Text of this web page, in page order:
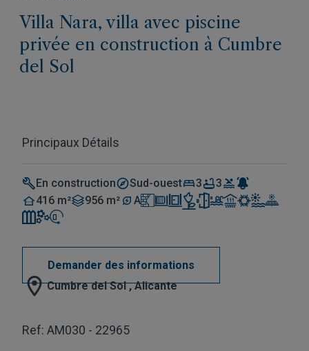
Villa Nara, villa avec piscine
privée en construction à Cumbre
del Sol
Principaux Détails
En construction Sud-ouest 3
3
416 m²
956 m² A
Demander des informations
Cumbre del Sol , Alicante
Ref: AM030 - 22965